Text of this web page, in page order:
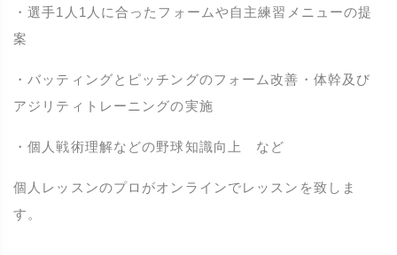
・選手1人1人に合ったフォームや自主練習メニューの提
案
・バッティングとピッチングのフォーム改善・体幹及び
アジリティトレーニングの実施
・個人戦術理解などの野球知識向上 など
個人レッスンのプロがオンラインでレッスンを致しま
す。